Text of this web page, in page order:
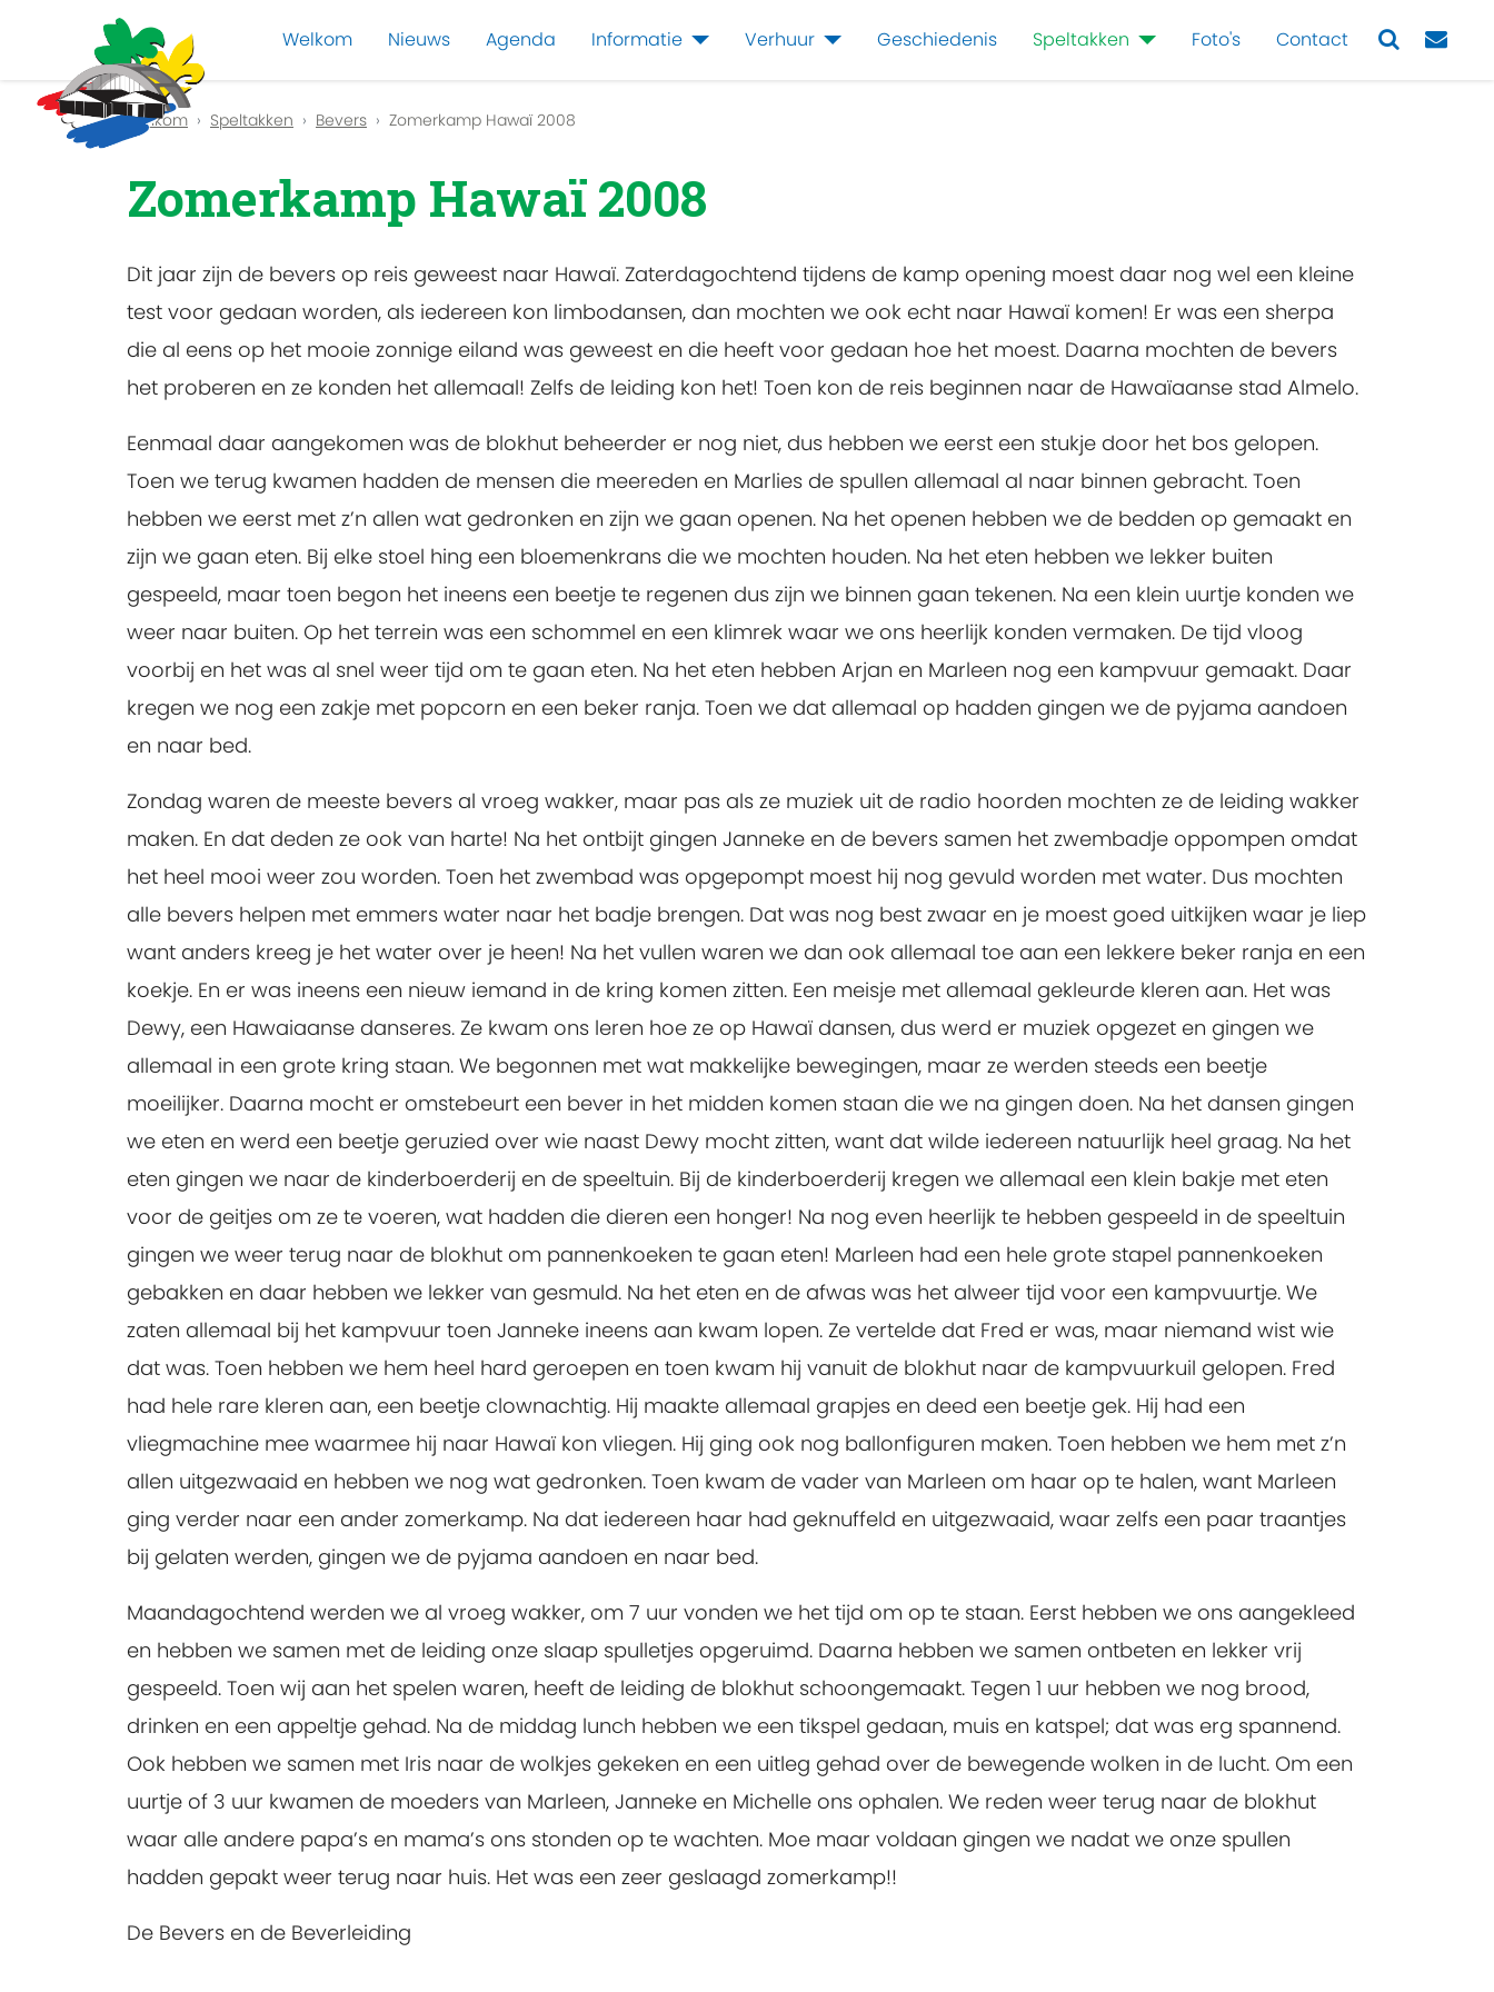
Welkom Nieuws Agenda Informatie Verhuur Geschiedenis Speltakken Foto's Contact
Previous
Welkom Speltakken Bevers Zomerkamp Hawaï 2008
Zomerkamp Hawaï 2008
Dit jaar zijn de bevers op reis geweest naar Hawaï. Zaterdagochtend tijdens de kamp opening moest daar nog wel een kleine
test voor gedaan worden, als iedereen kon limbodansen, dan mochten we ook echt naar Hawaï komen! Er was een sherpa
die al eens op het mooie zonnige eiland was geweest en die heeft voor gedaan hoe het moest. Daarna mochten de bevers
het proberen en ze konden het allemaal! Zelfs de leiding kon het! Toen kon de reis beginnen naar de Hawaïaanse stad Almelo.
Eenmaal daar aangekomen was de blokhut beheerder er nog niet, dus hebben we eerst een stukje door het bos gelopen.
Toen we terug kwamen hadden de mensen die meereden en Marlies de spullen allemaal al naar binnen gebracht. Toen
hebben we eerst met z’n allen wat gedronken en zijn we gaan openen. Na het openen hebben we de bedden op gemaakt en
zijn we gaan eten. Bij elke stoel hing een bloemenkrans die we mochten houden. Na het eten hebben we lekker buiten
gespeeld, maar toen begon het ineens een beetje te regenen dus zijn we binnen gaan tekenen. Na een klein uurtje konden we
weer naar buiten. Op het terrein was een schommel en een klimrek waar we ons heerlijk konden vermaken. De tijd vloog
voorbij en het was al snel weer tijd om te gaan eten. Na het eten hebben Arjan en Marleen nog een kampvuur gemaakt. Daar
kregen we nog een zakje met popcorn en een beker ranja. Toen we dat allemaal op hadden gingen we de pyjama aandoen
en naar bed.
Zondag waren de meeste bevers al vroeg wakker, maar pas als ze muziek uit de radio hoorden mochten ze de leiding wakker
maken. En dat deden ze ook van harte! Na het ontbijt gingen Janneke en de bevers samen het zwembadje oppompen omdat
het heel mooi weer zou worden. Toen het zwembad was opgepompt moest hij nog gevuld worden met water. Dus mochten
alle bevers helpen met emmers water naar het badje brengen. Dat was nog best zwaar en je moest goed uitkijken waar je liep
want anders kreeg je het water over je heen! Na het vullen waren we dan ook allemaal toe aan een lekkere beker ranja en een
koekje. En er was ineens een nieuw iemand in de kring komen zitten. Een meisje met allemaal gekleurde kleren aan. Het was
Dewy, een Hawaiaanse danseres. Ze kwam ons leren hoe ze op Hawaï dansen, dus werd er muziek opgezet en gingen we
allemaal in een grote kring staan. We begonnen met wat makkelijke bewegingen, maar ze werden steeds een beetje
moeilijker. Daarna mocht er omstebeurt een bever in het midden komen staan die we na gingen doen. Na het dansen gingen
we eten en werd een beetje geruzied over wie naast Dewy mocht zitten, want dat wilde iedereen natuurlijk heel graag. Na het
eten gingen we naar de kinderboerderij en de speeltuin. Bij de kinderboerderij kregen we allemaal een klein bakje met eten
voor de geitjes om ze te voeren, wat hadden die dieren een honger! Na nog even heerlijk te hebben gespeeld in de speeltuin
gingen we weer terug naar de blokhut om pannenkoeken te gaan eten! Marleen had een hele grote stapel pannenkoeken
gebakken en daar hebben we lekker van gesmuld. Na het eten en de afwas was het alweer tijd voor een kampvuurtje. We
zaten allemaal bij het kampvuur toen Janneke ineens aan kwam lopen. Ze vertelde dat Fred er was, maar niemand wist wie
dat was. Toen hebben we hem heel hard geroepen en toen kwam hij vanuit de blokhut naar de kampvuurkuil gelopen. Fred
had hele rare kleren aan, een beetje clownachtig. Hij maakte allemaal grapjes en deed een beetje gek. Hij had een
vliegmachine mee waarmee hij naar Hawaï kon vliegen. Hij ging ook nog ballonfiguren maken. Toen hebben we hem met z’n
allen uitgezwaaid en hebben we nog wat gedronken. Toen kwam de vader van Marleen om haar op te halen, want Marleen
ging verder naar een ander zomerkamp. Na dat iedereen haar had geknuffeld en uitgezwaaid, waar zelfs een paar traantjes
bij gelaten werden, gingen we de pyjama aandoen en naar bed.
Maandagochtend werden we al vroeg wakker, om 7 uur vonden we het tijd om op te staan. Eerst hebben we ons aangekleed
en hebben we samen met de leiding onze slaap spulletjes opgeruimd. Daarna hebben we samen ontbeten en lekker vrij
gespeeld. Toen wij aan het spelen waren, heeft de leiding de blokhut schoongemaakt. Tegen 1 uur hebben we nog brood,
drinken en een appeltje gehad. Na de middag lunch hebben we een tikspel gedaan, muis en katspel; dat was erg spannend.
Ook hebben we samen met Iris naar de wolkjes gekeken en een uitleg gehad over de bewegende wolken in de lucht. Om een
uurtje of 3 uur kwamen de moeders van Marleen, Janneke en Michelle ons ophalen. We reden weer terug naar de blokhut
waar alle andere papa’s en mama’s ons stonden op te wachten. Moe maar voldaan gingen we nadat we onze spullen
hadden gepakt weer terug naar huis. Het was een zeer geslaagd zomerkamp!!
De Bevers en de Beverleiding